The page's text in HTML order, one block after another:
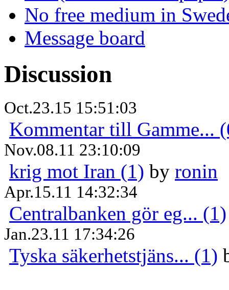
No free medium in
Message board
Discussion
Oct.23.15 15:51:03
Kommentar till Gamme...
Nov.08.11 23:10:09
krig mot Iran (1) by ronin
Apr.15.11 14:32:34
Centralbanken gör eg... (1)
Jan.23.11 17:34:26
Tyska säkerhetstjäns... (1)